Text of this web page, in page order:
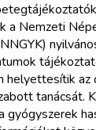
a Nemzeti
helyettesítik az
tanácsát.
gyógyszerek